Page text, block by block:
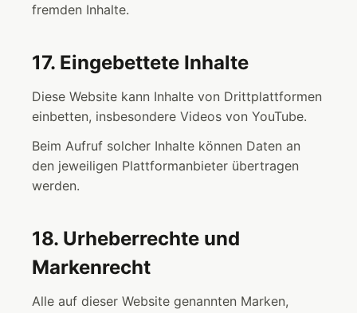
fremden Inhalte.
17. Eingebettete Inhalte
Diese Website kann Inhalte von Drittplattformen
einbetten, insbesondere Videos von YouTube.
Beim Aufruf solcher Inhalte können Daten an
den jeweiligen Plattformanbieter übertragen
werden.
18. Urheberrechte und
Markenrecht
Alle auf dieser Website genannten Marken,